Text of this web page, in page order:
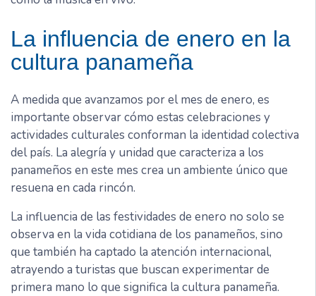
La influencia de enero en la
cultura panameña
A medida que avanzamos por el mes de enero, es
importante observar cómo estas celebraciones y
actividades culturales conforman la identidad colectiva
del país. La alegría y unidad que caracteriza a los
panameños en este mes crea un ambiente único que
resuena en cada rincón.
La influencia de las festividades de enero no solo se
observa en la vida cotidiana de los panameños, sino
que también ha captado la atención internacional,
atrayendo a turistas que buscan experimentar de
primera mano lo que significa la cultura panameña.